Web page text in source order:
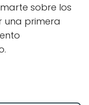
sobre los
una primera